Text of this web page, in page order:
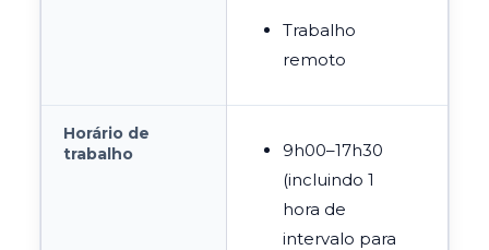
Trabalho
remoto
Horário de
trabalho
9h00–17h30
(incluindo 1
hora de
intervalo para